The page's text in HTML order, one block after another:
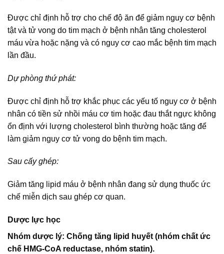
Được chỉ định hỗ trợ cho chế độ ăn để giảm nguy cơ bệnh
tật và tử vong do tim mạch ở bệnh nhân tăng cholesterol
máu vừa hoặc nặng và có nguy cơ cao mắc bệnh tim mạch
lần đầu.
Dự phòng thứ phát:
Được chỉ định hỗ trợ khắc phục các yếu tố nguy cơ ở bệnh
nhân có tiền sử nhồi máu cơ tim hoặc đau thắt ngực không
ổn định với lượng cholesterol bình thường hoặc tăng để
làm giảm nguy cơ tử vong do bệnh tim mạch.
Sau cấy ghép:
Giảm tăng lipid máu ở bệnh nhân đang sử dụng thuốc ức
chế miễn dịch sau ghép cơ quan.
Dược lực học
Nhóm dược lý: Chống tăng lipid huyết (nhóm chất ức
chế HMG-CoA reductase, nhóm statin).